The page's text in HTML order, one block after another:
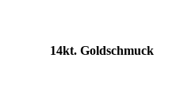
14kt. Goldschmuck